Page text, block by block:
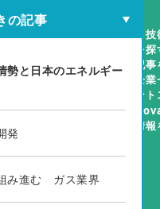
の記事
勢と日本のエネルギー
発
み進む ガス業界
製品・
企業を探
特集記
掲載企
イベン
Biz-
製品情